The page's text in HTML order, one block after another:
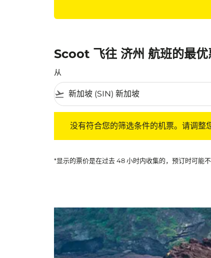
Scoot 飞往 济州 航班的最优
从
flight_takeoff
没有符合您的筛选条件的机票。请调整
*显示的票价是在过去 48 小时内收集的，预订时可能